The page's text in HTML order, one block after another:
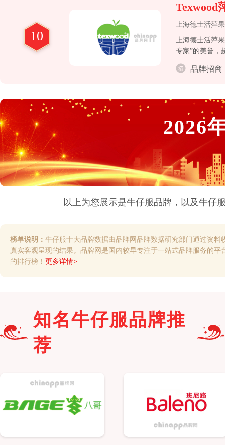
10
Texwood
上海德士活萍
上海德士活萍
专家”的美誉，
品牌招商
2026
以上为您展示是牛仔服品牌，以及牛仔
榜单说明： 牛仔服十大品牌数据由品牌网品牌数据研究部门通过资
真实客观呈现的结果。品牌网是国内较早专注于一站式品牌服务的
的排行榜！ 更多详情>
知名牛仔服品牌推
荐